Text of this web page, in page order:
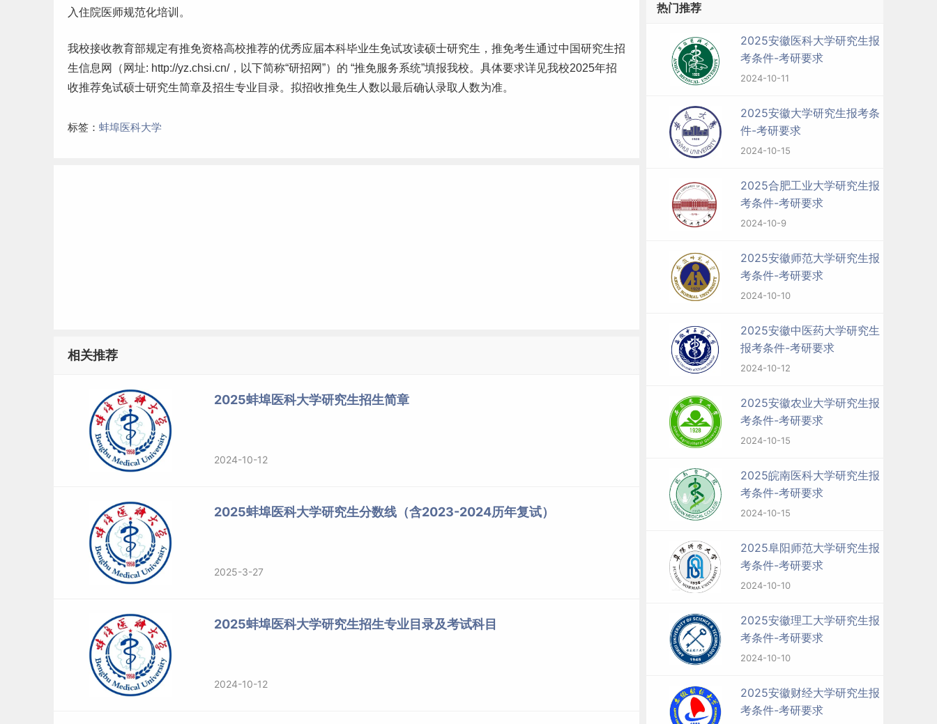
入住院医师规范化培训。
我校接收教育部规定有推免资格高校推荐的优秀应届本科毕业生免试攻读硕士研究生，推免考生通过中国研究生招
生信息网（网址: http://yz.chsi.cn/，以下简称“研招网”）的 “推免服务系统”填报我校。具体要求详见我校2025年招
收推荐免试硕士研究生简章及招生专业目录。拟招收推免生人数以最后确认录取人数为准。
标签： 蚌埠医科大学
相关推荐
2025蚌埠医科大学研究生招生简章
2024-10-12
2025蚌埠医科大学研究生分数线（含2023-2024历年复试）
2025-3-27
2025蚌埠医科大学研究生招生专业目录及考试科目
2024-10-12
热门推荐
2025安徽医科大学研究生报
考条件-考研要求
2024-10-11
2025安徽大学研究生报考条
件-考研要求
2024-10-15
2025合肥工业大学研究生报
考条件-考研要求
2024-10-9
2025安徽师范大学研究生报
考条件-考研要求
2024-10-10
2025安徽中医药大学研究生
报考条件-考研要求
2024-10-12
2025安徽农业大学研究生报
考条件-考研要求
2024-10-15
2025皖南医科大学研究生报
考条件-考研要求
2024-10-15
2025阜阳师范大学研究生报
考条件-考研要求
2024-10-10
2025安徽理工大学研究生报
考条件-考研要求
2024-10-10
2025安徽财经大学研究生报
考条件-考研要求